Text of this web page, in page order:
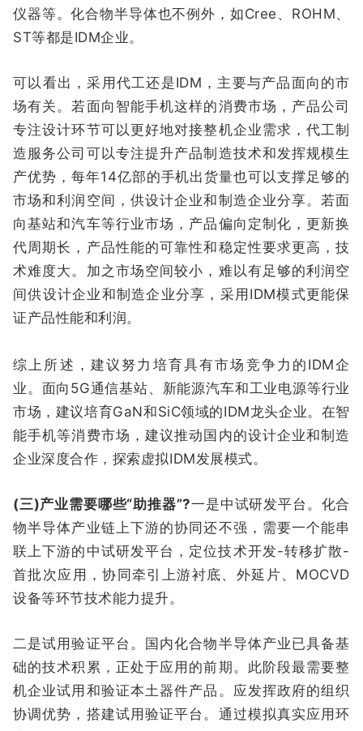
仪器等。化合物半导体也不例外，如Cree、ROHM、
ST等都是IDM企业。
可以看出，采用代工还是IDM，主要与产品面向的市
场有关。若面向智能手机这样的消费市场，产品公司
专注设计环节可以更好地对接整机企业需求，代工制
造服务公司可以专注提升产品制造技术和发挥规模生
产优势，每年14亿部的手机出货量也可以支撑足够的
市场和利润空间，供设计企业和制造企业分享。若面
向基站和汽车等行业市场，产品偏向定制化，更新换
代周期长，产品性能的可靠性和稳定性要求更高，技
术难度大。加之市场空间较小，难以有足够的利润空
间供设计企业和制造企业分享，采用IDM模式更能保
证产品性能和利润。
综上所述，建议努力培育具有市场竞争力的IDM企
业。面向5G通信基站、新能源汽车和工业电源等行业
市场，建议培育GaN和SiC领域的IDM龙头企业。在智
能手机等消费市场，建议推动国内的设计企业和制造
企业深度合作，探索虚拟IDM发展模式。
(三)产业需要哪些“助推器”?一是中试研发平台。化合
物半导体产业链上下游的协同还不强，需要一个能串
联上下游的中试研发平台，定位技术开发-转移扩散-
首批次应用，协同牵引上游衬底、外延片、MOCVD
设备等环节技术能力提升。
二是试用验证平台。国内化合物半导体产业已具备基
础的技术积累，正处于应用的前期。此阶段最需要整
机企业试用和验证本土器件产品。应发挥政府的组织
协调优势，搭建试用验证平台。通过模拟真实应用环